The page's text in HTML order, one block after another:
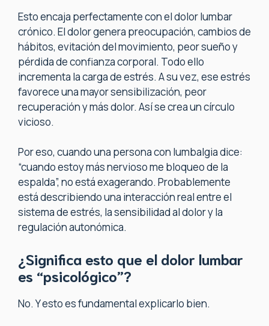
Esto encaja perfectamente con el dolor lumbar
crónico. El dolor genera preocupación, cambios de
hábitos, evitación del movimiento, peor sueño y
pérdida de confianza corporal. Todo ello
incrementa la carga de estrés. A su vez, ese estrés
favorece una mayor sensibilización, peor
recuperación y más dolor. Así se crea un círculo
vicioso.
Por eso, cuando una persona con lumbalgia dice:
“cuando estoy más nervioso me bloqueo de la
espalda”, no está exagerando. Probablemente
está describiendo una interacción real entre el
sistema de estrés, la sensibilidad al dolor y la
regulación autonómica.
¿Significa esto que el dolor lumbar
es “psicológico”?
No. Y esto es fundamental explicarlo bien.